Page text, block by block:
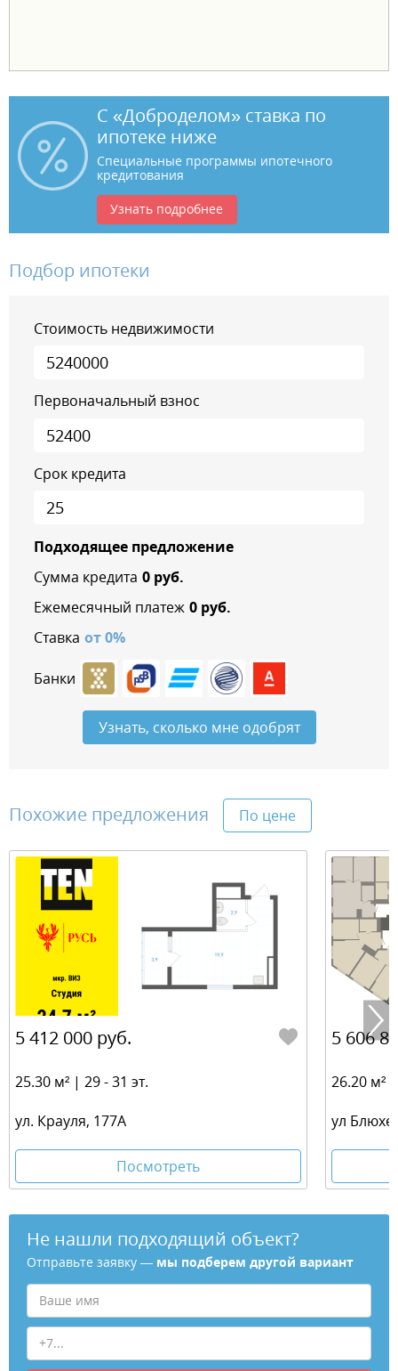
С «Доброделом» ставка по
ипотеке ниже
Специальные программы ипотечного
кредитования
Узнать подробнее
Подбор ипотеки
Стоимость недвижимости
Первоначальный взнос
Срок кредита
Подходящее предложение
Сумма кредита 0руб.
Ежемесячный платеж 0руб.
Ставка от0%
Банки
Узнать, сколько мне одобрят
Похожие предложения По цене
5 412 000 руб.
25.30 м² | 29 - 31 эт.
ул. Крауля, 177А
Посмотреть
5 606
26.20 м²
ул
Не нашли подходящий объект?
Отправьте заявку — мы подберем другой вариант